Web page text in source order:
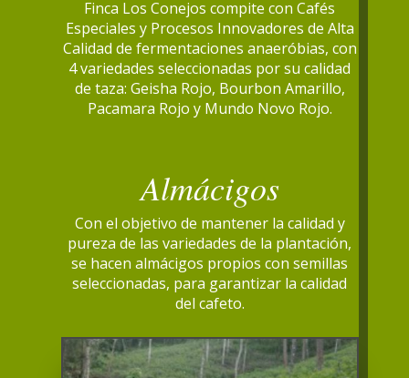
Finca Los Conejos compite con Cafés
Especiales y Procesos Innovadores de Alta
Calidad de fermentaciones anaeróbias, con
4 variedades seleccionadas por su calidad
de taza: Geisha Rojo, Bourbon Amarillo,
Pacamara Rojo y Mundo Novo Rojo.
Almácigos
Con el objetivo de mantener la calidad y
pureza de las variedades de la plantación,
se hacen almácigos propios con semillas
seleccionadas, para garantizar la calidad
del cafeto.